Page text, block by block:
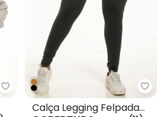
Cobertura - Corta Vento Plus
Calça Legging Felpada